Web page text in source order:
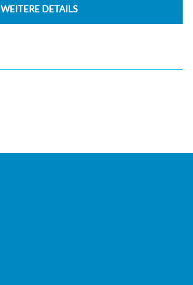
WEITERE DETAILS